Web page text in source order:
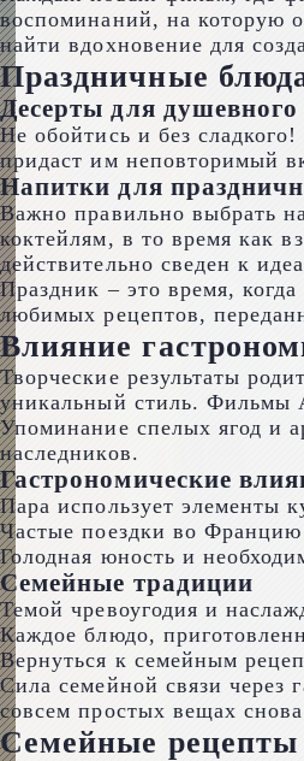
воспоминаний, на которую
найти вдохновение для
Праздничные
Десерты для
Не обойтись и без
придаст им неповторимый
Напитки для
Важно правильно выбрать
коктейлям, в то время как
действительно сведен к
Праздник – это время,
любимых рецептов,
Влияние
Творческие результаты
уникальный стиль. Фильмы
Упоминание спелых ягод и
наследников.
Гастрономические
Пара использует элементы
Частые поездки во Францию
Голодная юность и
Семейные традиции
Темой чревоугодия и
Каждое блюдо,
Вернуться к семейным
Сила семейной связи через
совсем простых вещах
Семейные рецепты